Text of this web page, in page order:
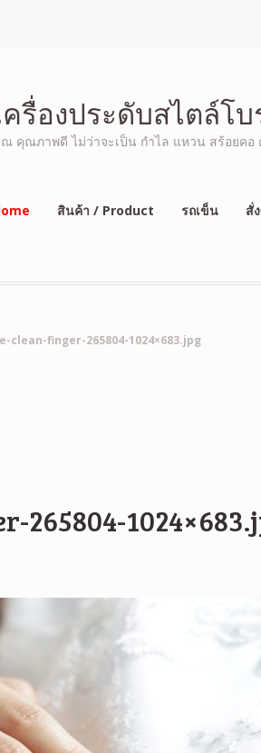
รื่องประดับสไตล์โ
คุณภาพดี ไม่ว่าจะเป็น กำไล แหวน สร้อยค
สินค้า / Product รถเข็น สั่
clean-finger-265804-1024×683.jpg